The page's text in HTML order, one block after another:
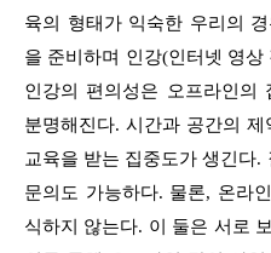
육의 형태가 익숙한 우리의
을 준비하며 인강(인터넷 영
인강의 편의성은 오프라인의
분명해진다. 시간과 공간의
교육을 받는 집중도가 생긴다
문의도 가능하다. 물론, 온라
식하지 않는다. 이 둘은 서로